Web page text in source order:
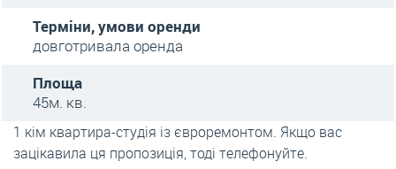
Терміни, умови оренди
довготривала оренда
Площа
45м. кв.
1 кім квартира-студія із євроремонтом. Якщо вас
зацікавила ця пропозиція, тоді телефонуйте.